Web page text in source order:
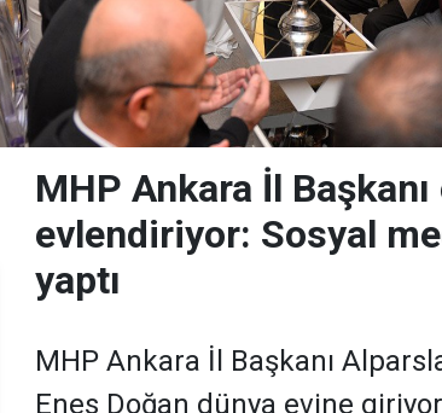
MHP Ankara İl
evlendiriyor: Sosyal
yaptı
MHP Ankara İl Başkanı
Enes Doğan dünya evine